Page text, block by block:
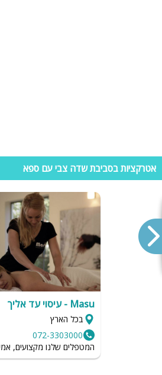
אטרקציות בסביבת שדה צבי עם ספא
Masu - עיסוי עד אליך
בכל הארץ
072-3303000
המטפלים שלנו מקצועים,